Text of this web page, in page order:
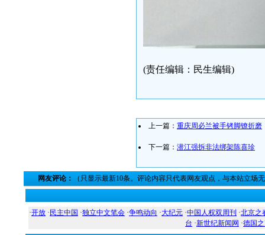
(责任编辑：民生编辑)
上一篇： 重庆周必兰被手铐脚镣折磨
下一篇： 潜江强拆非法绑架陈喜珍
网友评论： （只显示最新10条。评论内容只代表网友观点，与本站立场
·开放 · 民主中国 ·独立中文笔会 ·争鸣动向 ·大纪元 ·中国人权双周刊 ·北京之
台 ·新世纪新闻网 ·德国